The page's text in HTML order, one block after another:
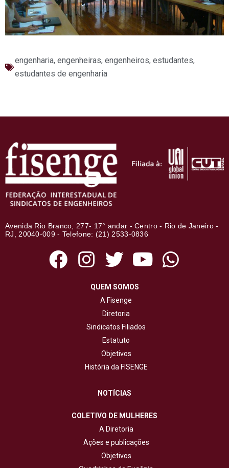
engenharia, engenheiras, engenheiros, estudantes,
estudantes de engenharia
Avenida Rio Branco, 277- 17° andar - Centro - Rio de Janeiro -
RJ, 20040-009 - Telefone: (21) 2533-0836
QUEM SOMOS
A Fisenge
Diretoria
Sindicatos Filiados
Estatuto
Objetivos
História da FISENGE
NOTÍCIAS
COLETIVO DE MULHERES
A Diretoria
Ações e publicações
Objetivos